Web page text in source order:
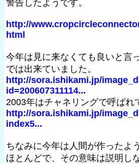
警告したようです。
http://
html
今年は見に来なくても良いと言
では出来ていました。
http://sora.ishikami.jp/
id=200607311114...
2003年はチャネリングで呼ばれ
http://sora.ishikami.jp/
index5...
ちなみに今年は人間が作ったよ
ほとんどで、その意味は説明し